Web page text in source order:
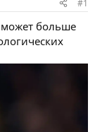
#1
больше